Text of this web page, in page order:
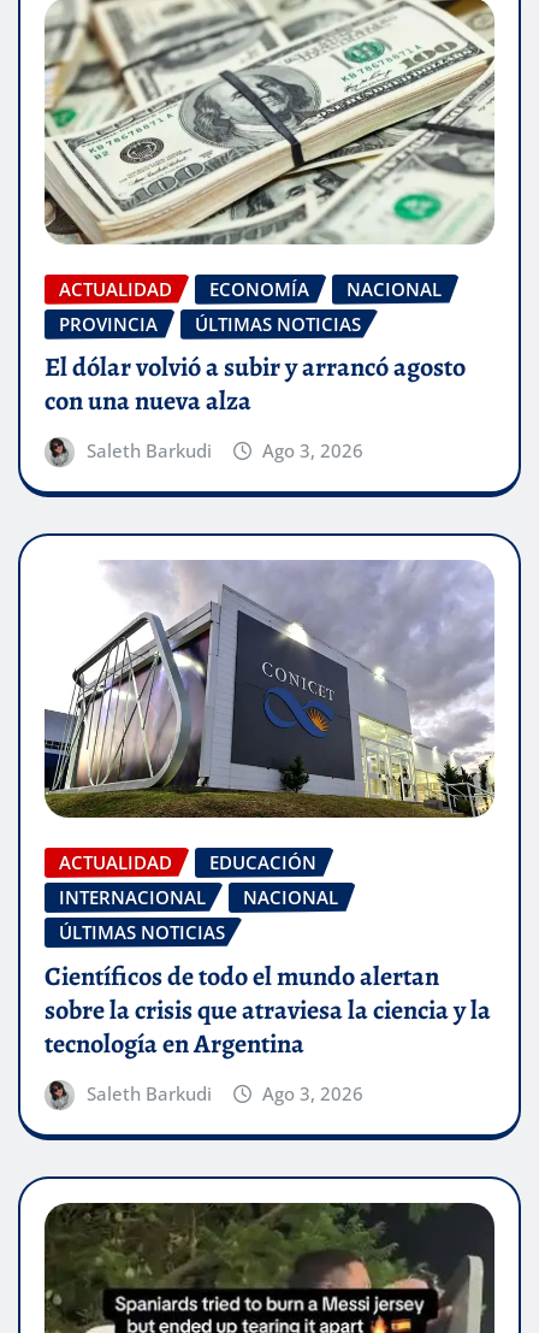
ACTUALIDAD ECONOMÍA
NACIONAL
PROVINCIA
ÚLTIMAS NOTICIAS
El dólar volvió a subir y arrancó agosto
con una nueva alza
Saleth Barkudi Ago 3, 2026
ACTUALIDAD
EDUCACIÓN
INTERNACIONAL
NACIONAL
ÚLTIMAS NOTICIAS
Científicos de todo el mundo alertan
sobre la crisis que atraviesa la ciencia y la
tecnología en Argentina
Saleth Barkudi Ago 3, 2026